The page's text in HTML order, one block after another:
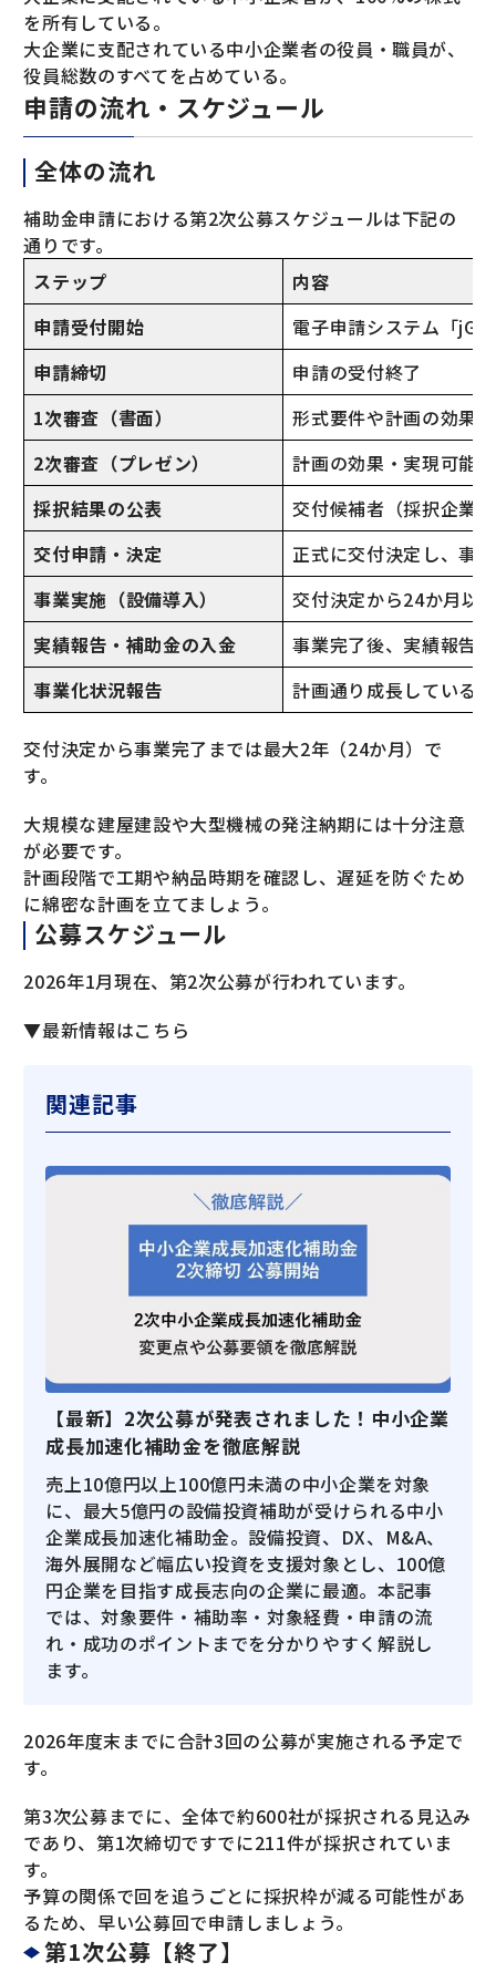
を所有している。
大企業に支配されている中小企業者の役員・職員が、
役員総数のすべてを占めている。
申請の流れ・スケジュール
全体の流れ
補助金申請における第2次公募スケジュールは下記の
通りです。
ステップ
内容
申請受付開始
電子申請システム「
申請締切
申請の受付終了
1次審査（書面）
形式要件や計画の効果
2次審査（プレゼン）
計画の効果・実現可能
採択結果の公表
交付候補者（採択企業
交付申請・決定
正式に交付決定し、事
事業実施（設備導入）
交付決定から24か月以
実績報告・ 補助金の入金
事業完了後、実績報告
事業化状況報告
計画通り成長している
交付決定から事業完了までは最大2年（24か月）で
す。
大規模な建屋建設や大型機械の発注納期には十分注意
が必要です。
計画段階で工期や納品時期を確認し、遅延を防ぐため
に綿密な計画を立てましょう。
公募スケジュール
2026年1月現在、第2次公募が行われています。
▼最新情報はこちら
関連記事
【最新】2次公募が発表されました！中小企業
成長加速化補助金を徹底解説
売上10億円以上100億円未満の中小企業を対象
に、最大5億円の設備投資補助が受けられる中小
企業成長加速化補助金。設備投資、DX、M&A、
海外展開など幅広い投資を支援対象とし、100億
円企業を目指す成長志向の企業に最適。本記事
では、対象要件・補助率・対象経費・申請の流
れ・成功のポイントまでを分かりやすく解説し
ます。
2026年度末までに合計3回の公募が実施される予定で
す。
第3次公募までに、全体で約600社が採択される見込み
であり、第1次締切ですでに211件が採択されていま
す。
予算の関係で回を追うごとに採択枠が減る可能性があ
るため、早い公募回で申請しましょう。
第1次公募【終了】